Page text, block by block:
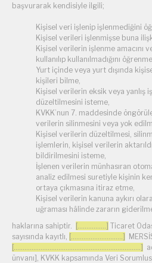
başvurarak kendisiyle ilgili;
Kişisel veri işlenip işlenmediğini
Kişisel verileri işlenmişse buna
Kişisel verilerin işlenme amacını
kullanılıp kullanılmadığını
Yurt içinde veya yurt dışında
kişileri bilme,
Kişisel verilerin eksik veya yanlış
düzeltilmesini isteme,
KVKK’nun 7. maddesinde
verilerin silinmesini veya yok
Kişisel verilerin düzeltilmesi,
işlemlerin, kişisel verilerin
bildirilmesini isteme,
İşlenen verilerin münhasıran
analiz edilmesi suretiyle kişinin
ortaya çıkmasına itiraz etme,
Kişisel verilerin kanuna aykırı
uğraması hâlinde zararın
haklarına sahiptir. [................] Ticaret
sayısında kayıtlı, [.............................]
[.......................................................................]
ünvanı], KVKK kapsamında Veri